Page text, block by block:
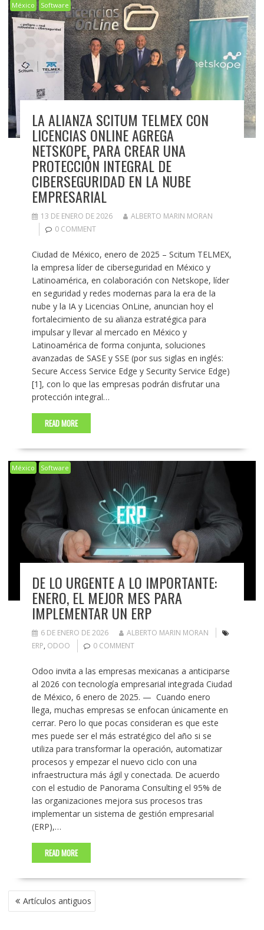
México Software
LA ALIANZA SCITUM TELMEX CON
LICENCIAS ONLINE AGREGA
NETSKOPE, PARA CREAR UNA
PROTECCIÓN INTEGRAL DE
CIBERSEGURIDAD EN LA NUBE
EMPRESARIAL
13 DE ENERO DE 2026
ALBERTO MARIN MORAN
0 COMMENT
Ciudad de México, enero de 2025 – Scitum TELMEX,
la empresa líder de ciberseguridad en México y
Latinoamérica, en colaboración con Netskope, líder
en seguridad y redes modernas para la era de la
nube y la IA y Licencias OnLine, anuncian hoy el
fortalecimiento de su alianza estratégica para
impulsar y llevar al mercado en México y
Latinoamérica de forma conjunta, soluciones
avanzadas de SASE y SSE (por sus siglas en inglés:
Secure Access Service Edge y Security Service Edge)
[1], con lo que las empresas podrán disfrutar una
protección integral…
READ MORE
México Software
DE LO URGENTE A LO IMPORTANTE:
ENERO, EL MEJOR MES PARA
IMPLEMENTAR UN ERP
6 DE ENERO DE 2026
ALBERTO MARIN MORAN
ERP, ODOO 0 COMMENT
Odoo invita a las empresas mexicanas a anticiparse
al 2026 con tecnología empresarial integrada Ciudad
de México, 6 enero de 2025. — ​ Cuando enero
llega, muchas empresas se enfocan únicamente en
cerrar. Pero lo que pocas consideran es que este
mes puede ser el más estratégico del año si se
utiliza para transformar la operación, automatizar
procesos y empezar el nuevo ciclo con una
infraestructura más ágil y conectada. De acuerdo
con el estudio de Panorama Consulting el 95% de
las organizaciones mejora sus procesos tras
implementar un sistema de gestión empresarial
(ERP),…
READ MORE
NAVEGACIÓN
DE Artículos antiguos